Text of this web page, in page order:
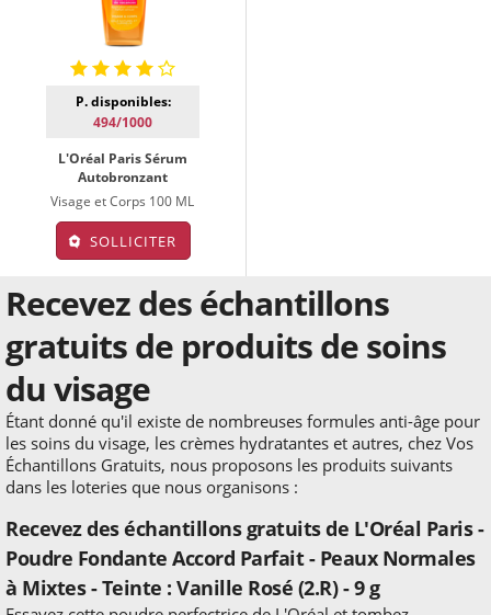
P. disponibles:
494/1000
L'Oréal Paris Sérum
Autobronzant
Visage et Corps 100 ML
SOLLICITER
Recevez des échantillons
gratuits de produits de soins
du visage
Étant donné qu'il existe de nombreuses formules anti-âge pour
les soins du visage, les crèmes hydratantes et autres, chez Vos
Échantillons Gratuits, nous proposons les produits suivants
dans les loteries que nous organisons :
Recevez des échantillons gratuits de L'Oréal Paris -
Poudre Fondante Accord Parfait - Peaux Normales
à Mixtes - Teinte : Vanille Rosé (2.R) - 9 g